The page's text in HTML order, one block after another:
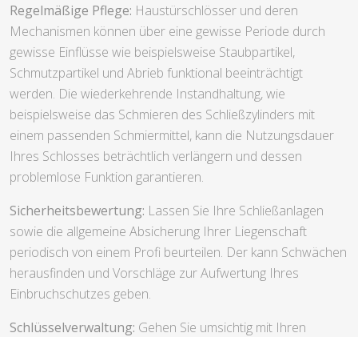
Regelmäßige Pflege: Haustürschlösser und deren
Mechanismen können über eine gewisse Periode durch
gewisse Einflüsse wie beispielsweise Staubpartikel,
Schmutzpartikel und Abrieb funktional beeinträchtigt
werden. Die wiederkehrende Instandhaltung, wie
beispielsweise das Schmieren des Schließzylinders mit
einem passenden Schmiermittel, kann die Nutzungsdauer
Ihres Schlosses beträchtlich verlängern und dessen
problemlose Funktion garantieren.
Sicherheitsbewertung: Lassen Sie Ihre Schließanlagen
sowie die allgemeine Absicherung Ihrer Liegenschaft
periodisch von einem Profi beurteilen. Der kann Schwächen
herausfinden und Vorschläge zur Aufwertung Ihres
Einbruchschutzes geben.
Schlüsselverwaltung: Gehen Sie umsichtig mit Ihren